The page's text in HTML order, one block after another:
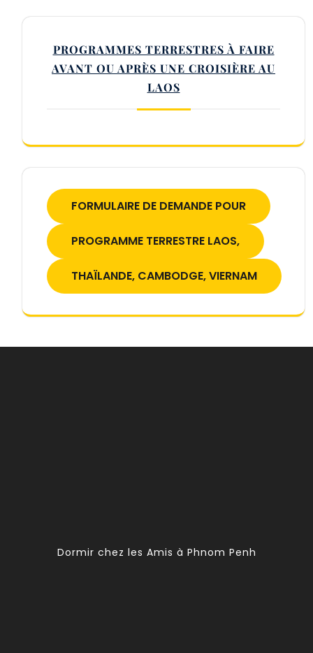
PROGRAMMES TERRESTRES À FAIRE
AVANT OU APRÈS UNE CROISIÈRE AU
LAOS
FORMULAIRE DE DEMANDE POUR
PROGRAMME TERRESTRE LAOS,
THAÏLANDE, CAMBODGE, VIERNAM
Dormir chez les Amis à Phnom Penh